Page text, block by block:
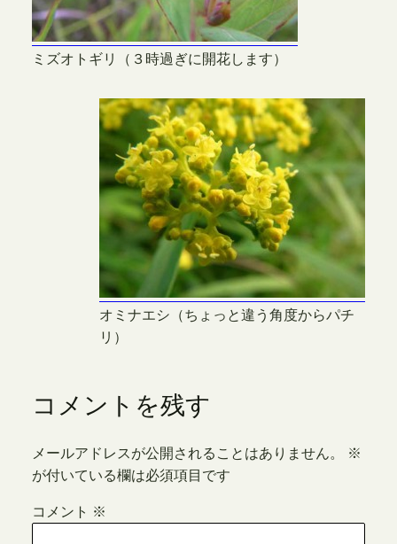
ミズオトギリ（３時過ぎに開花します）
オミナエシ（ちょっと違う角度からパチ
リ）
コメントを残す
メールアドレスが公開されることはありません。
※
が付いている欄は必須項目です
コメント ※